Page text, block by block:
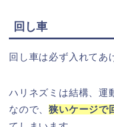
回し車
回し車は必ず入れてあ
ハリネズミは結構、運
なので、狭いケージで